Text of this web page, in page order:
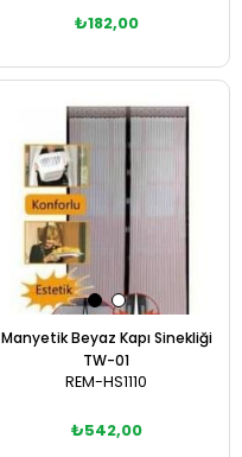
₺182,00
Sepete Ekle
Manyetik Beyaz Kapı Sinekliği
TW-01
REM-HS1110
₺542,00